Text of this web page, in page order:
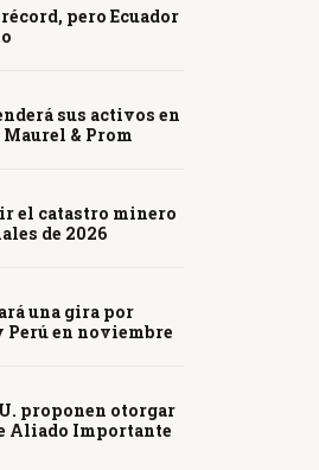
pero Ecuador
sus activos en
& Prom
el catastro minero
de 2026
una gira por
en noviembre
proponen otorgar
Aliado Importante